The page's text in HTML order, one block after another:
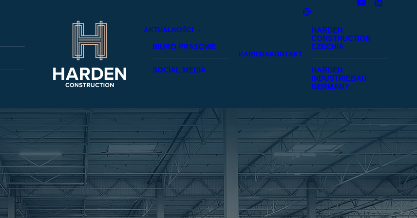
AKTUALNOŚCI
BIURO PRASOWE
SOCIAL MEDIA
KARIERAKONTAKT
HARDEN
CONSTRUCTION
CZECHIA
HARDEN
INDUSTRIEBAU
GERMANY